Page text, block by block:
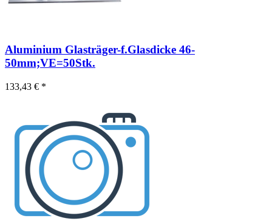
Aluminium Glasträger-f.Glasdicke 46-
50mm;VE=50Stk.
133,43 € *